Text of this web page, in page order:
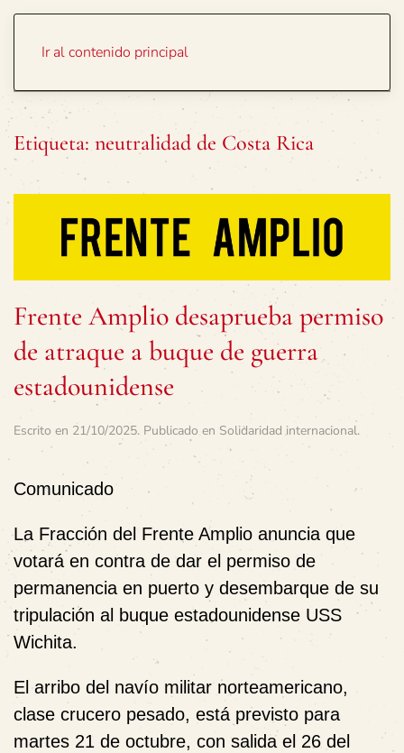
Ir al contenido principal
Etiqueta: neutralidad de Costa Rica
Frente Amplio desaprueba permiso
de atraque a buque de guerra
estadounidense
Escrito en 21/10/2025. Publicado en Solidaridad internacional.
Comunicado
La Fracción del Frente Amplio anuncia que
votará en contra de dar el permiso de
permanencia en puerto y desembarque de su
tripulación al buque estadounidense USS
Wichita.
El arribo del navío militar norteamericano,
clase crucero pesado, está previsto para
martes 21 de octubre, con salida el 26 del